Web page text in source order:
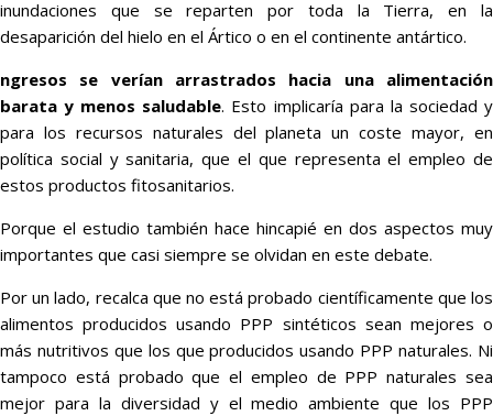
inundaciones que se reparten por toda la Tierra, en la
desaparición del hielo en el Ártico o en el continente antártico.
ngresos se verían arrastrados hacia una alimentación
barata y menos saludable. Esto implicaría para la sociedad y
para los recursos naturales del planeta un coste mayor, en
política social y sanitaria, que el que representa el empleo de
estos productos fitosanitarios.
Porque el estudio también hace hincapié en dos aspectos muy
importantes que casi siempre se olvidan en este debate.
Por un lado, recalca que no está probado científicamente que los
alimentos producidos usando PPP sintéticos sean mejores o
más nutritivos que los que producidos usando PPP naturales. Ni
tampoco está probado que el empleo de PPP naturales sea
mejor para la diversidad y el medio ambiente que los PPP